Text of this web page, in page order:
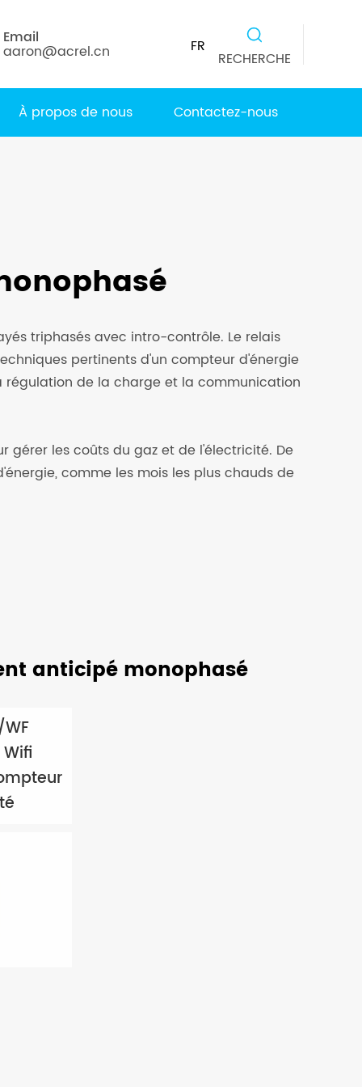
Email
aaron@acrel.cn FR
RECHERCHE
À propos de nous Contactez-nous
triphasés avec intro-contrôle. Le relais
pertinents d'un compteur d'énergie
régulation de la charge et la communication
gérer les coûts du gaz et de l'électricité. De
comme les mois les plus chauds de
anticipé monophasé